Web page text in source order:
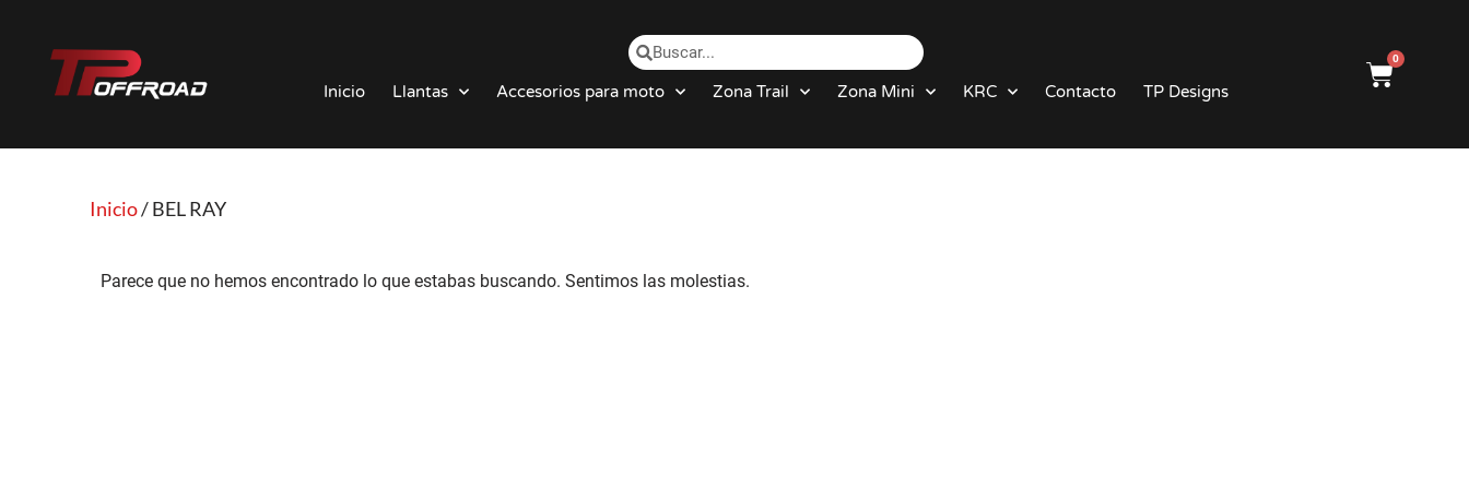
Saltar
Inicio Llantas Accesorios para moto Zona Trail Zona Mini KRC Contacto TP Designs
0
Inicio/ BEL RAY
Parece que no hemos encontrado lo que estabas buscando. Sentimos las molestias.